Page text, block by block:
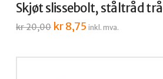
Skjøt slissebolt, ståltråd
kr20,00 Opprinnelig
pris
kr8,75Nåværende
pris
inkl. mva.